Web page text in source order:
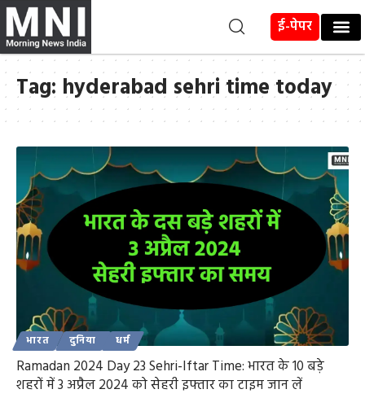
ई-पेपर
Tag: hyderabad sehri time today
भारत दुनिया धर्म
Ramadan 2024 Day 23 Sehri-Iftar Time: भारत के 10 बड़े
शहरों में 3 अप्रैल 2024 को सेहरी इफ्तार का टाइम जान लें